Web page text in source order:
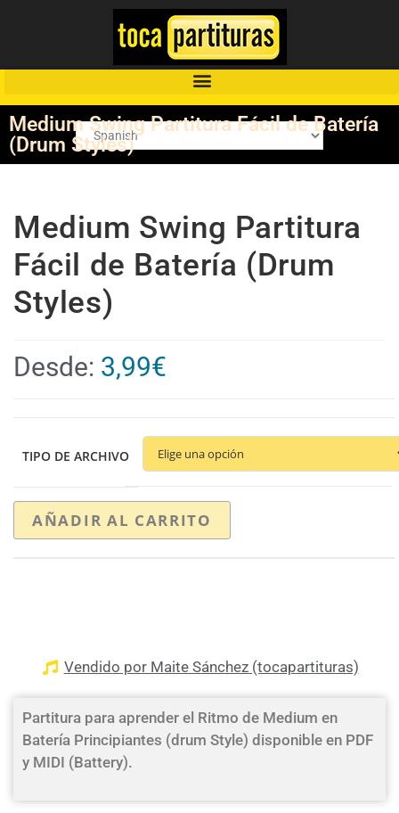
Medium Swing Partitura Fácil de Batería
(Drum Styles)
Medium Swing Partitura
Fácil de Batería (Drum
Styles)
Desde: 3,99€
TIPO DE ARCHIVO
AÑADIR AL CARRITO
Vendido por Maite Sánchez (tocapartituras)
Partitura para aprender el Ritmo de Medium en
Batería Principiantes (drum Style) disponible en PDF
y MIDI (Battery).